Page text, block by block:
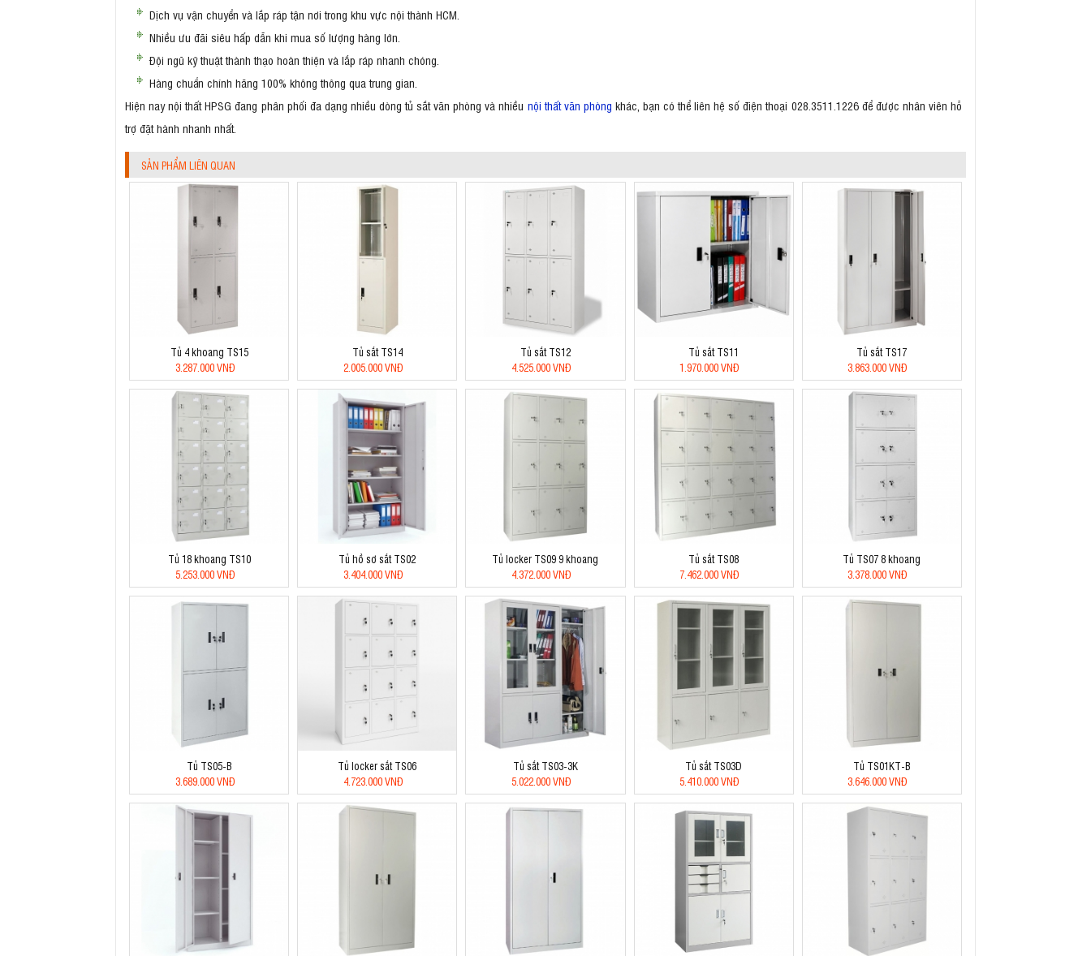
Dịch vụ vận chuyển và lắp ráp tận nơi trong khu vực nội thành HCM.
Nhiều ưu đãi siêu hấp dẫn khi mua số lượng hàng lớn.
Đội ngũ kỹ thuật thành thạo hoàn thiện và lắp ráp nhanh chóng.
Hàng chuẩn chính hãng 100% không thông qua trung gian.
Hiện nay nội thất HPSG đang phân phối đa dạng nhiều dòng tủ sắt văn phòng và nhiều nội thất văn phòng khác, bạn có thể liên hệ số điện thoại 028.3511.1226 để được nhân viên hỗ
trợ đặt hành nhanh nhất.
SẢN PHẨM LIÊN QUAN
Tủ 4 khoang TS15
3.287.000 VNĐ
Tủ sắt TS14
2.005.000 VNĐ
Tủ sắt TS12
4.525.000 VNĐ
Tủ sắt TS11
1.970.000 VNĐ
Tủ sắt TS17
3.863.000 VNĐ
Tủ 18 khoang TS10
5.253.000 VNĐ
Tủ hồ sơ sắt TS02
3.404.000 VNĐ
Tủ locker TS09 9 khoang
4.372.000 VNĐ
Tủ sắt TS08
7.462.000 VNĐ
Tủ TS07 8 khoang
3.378.000 VNĐ
Tủ TS05-B
3.689.000 VNĐ
Tủ locker sắt TS06
4.723.000 VNĐ
Tủ sắt TS03-3K
5.022.000 VNĐ
Tủ sắt TS03D
5.410.000 VNĐ
Tủ TS01KT-B
3.646.000 VNĐ